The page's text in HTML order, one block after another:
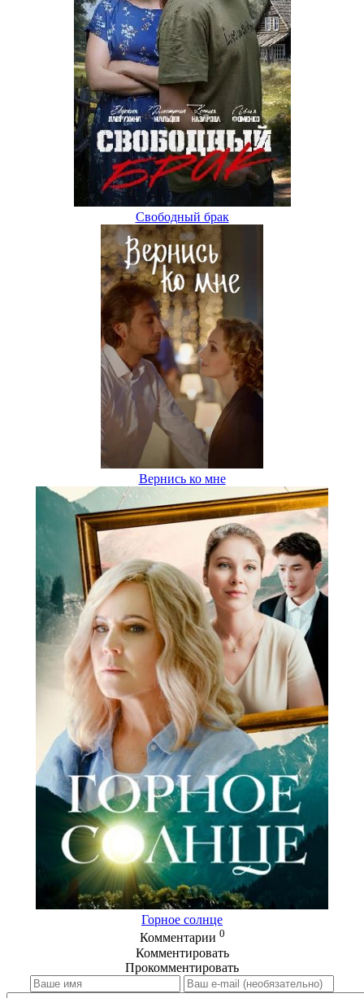
Свободный брак
Вернись ко мне
Горное солнце
Комментарии 0
Комментировать
Прокомментировать